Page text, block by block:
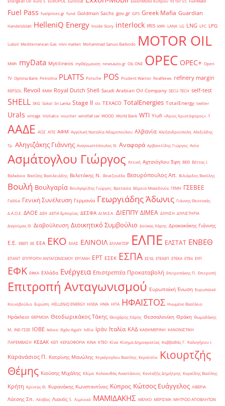
Fuel Pass fuelprices.gr fund Goldman Sachs gov.gr GPS Greek Mafia Guardian
Handelsblatt HelleniQ Energy Inside Story interlock IRIS kWh LANA LG LNG LPC LPG
Lukoil Mediterranean Gas mini market Mohammad Sanusi Barkindo MOTOR OIL
MWh myData Mytilineos myΘέρμανση newsauto.gr OIL ONE OPEC OPEC+ Open
TV Optima Bank Petrolina PLATTS Porsche POS Prudent Warrior RealNews refinery margin
REPSOL Revoil RMM Royal Dutch Shell Saudi Arabian Oil Company SECU-TECH self-test
SHELL SKG Sokol Sri Lanka Stage II sts TEXACO TotalEnergies TotalEnergy twitter
Urals vintage Viohalco voucher windfall tax WOOD World Bank WTI Yiufi «Άγιος Χριστόφορος» ΄1
ΑΑΔΕ ΑΟΖ ΑΠΕ ΑΦΜ Αγγελική Ναταλία Αδαμοπούλου Αλβανία Αλεξανδρούπολη Αλεξιάδης
Τρ. Αληγιζάκης Γιάννης Αναγνωστόπουλος Θ. Αναφορά Αρβανιτίδης Γιώργος Ασία
Ασμάτογλου Γιώργος Αττική Αχτσιόγλου Έφη ΒΕΘ Βέττας Ι.
Βαλκάνια Βασίλης Βασιλειάδης Βελετάκης Ν. Βενεζουέλα Βεσυρόπουλος Απ. Βιλιάρδος Βασίλης
Βουλή Βουλγαρία Βουλγαρίδης Γιώργος Βρετανία Βόρεια Μακεδονία ΓΕΜΗ ΓΣΕΒΕΕ
Γαλλία Γενική Συνέλευση Γερμανία Γεωργιάδης Άδωνις Γιάννης Θεοτοκάς
Δ.Α.Ο.Ε. ΔΑΟΕ ΔΕΗ ΔΕΠΑ Εμπορίας ΔΕΣΦΑ ΔΙ.Μ.Ε.Α. ΔΙΕΠΠΥ ΔΙΜΕΑ ΔΙΥΛΙΣΗ ΔΙΥΛΙΣΤΗΡΙΑ
Δαγούμας Θ. Διαβούλευση Διοικητικό Συμβούλιο Δούκας Χάρης Δρακακάκης Γιάννης
Ε.Ε. ΕΒΕΠ ΕΕ ΕΕΑ ΕΚΟ ΕΛΑΣ ΕΛΙΝΟΙΛ ΕΛΛΑΚΤΩΡ ΕΛΠΕ ΕΛΣΤΑΤ ΕΝΒΕΘ
ΕΠΑΝΤ ΕΠΙΤΡΟΠΗ ΑΝΤΑΓΩΝΙΣΜΟΥ ΕΡΓΑΝΗ ΕΡΤ ΕΣΕΚ ΕΣΠΑ ΕΣΥΔ ΕΤΕΑΕΠ ΕΤΕΚΑ ΕΤΕπ ΕΥΠ
ΕΦΚ ΕΦΚΑ Ελλάδα Ενέργεια Επιστρεπτέα Προκαταβολή Επιτροπάκης Π. Επιτροπή
Επιτροπή Ανταγωνισμού Ευρωπαϊκή Ένωση Ευρωπαϊκό
Κοινοβούλιο Ευρώπη ΗELLENiQ ENERGY ΗΛΕΙΑ ΗΜΑ ΗΠΑ ΗΦΑΙΣΤΟΣ Ηνωμένο Βασίλειο
Ηράκλειο ΘΕΡΜΟΙΛ Θεοδωρικάκος Τάκης Θεοχάρης Χάρης Θεσσαλονίκη Θράκη Θωμαδάκης
Μ. ΙΝΕ-ΓΣΕΕ ΙΟΒΕ Ικόνιο Ιλχάν Αχμέτ Ινδία Ιράν Ιταλία ΚΑΔ ΚΑΘΗΜΕΡΙΝΗ ΚΑΝΟΝΙΣΤΙΚΗ
ΠΑΡΕΜΒΑΣΗ ΚΕΔΑΚ ΚΕΠ ΚΕΡΔΟΦΟΡΙΑ ΚΙΝΑ ΚΤΕΟ Κίνα Κίνημα Δημοκρατίας Καββαθάς Γ. Καλογήρου Ι.
Καρανάσιος Π. Κατρίνης Μανώλης Κεγκέρογλου Βασίλης Κερατσίνι
Κιουρτζής
Θέμης Κιούσης Μιχάλης Κλίμα Κολοκυθάς Αναστάσιος Κονταξής Δημήτρης Κορκίδης Βασίλης
Κρήτη Κρίντας Θ. Κυρανάκης Κωνσταντίνος Κύπρος Κώτσος Ευάγγελος ΛΙΒΕΡΙΑ
Λάτσης Σπ. Λέσβος Λιανός Ι. Λιμενικό ΜΑΜΙΔΑΚΗΣ ΜΕΛΚΟ ΜΕΡΙΣΜΑ ΜΗΤΡΩΟ ΑΠΟΒΛΗΤΩΝ